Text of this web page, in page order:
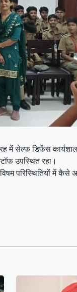
में सेल्फ डिफेंस
उपस्थित रहा।
परिस्थितियों में कैसे